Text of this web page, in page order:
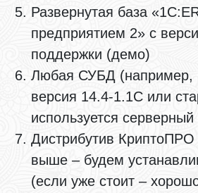
Развернутая база
предприятием 2» с
поддержки (демо)
Любая СУБД (например,
версия 14.4-1.1C или
используется серверный
Дистрибутив
выше – будем
(если уже стоит –